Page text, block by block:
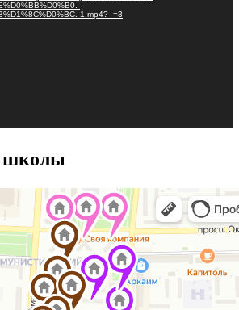
1.mp4?_=3